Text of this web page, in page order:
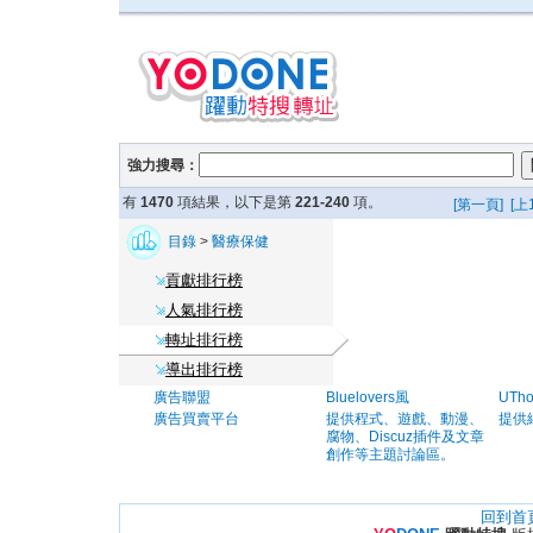
強力搜尋：
有 1470 項結果，以下是第 221-240 項。 [第一頁] [上
目錄 > 醫療保健
貢獻排行榜
人氣排行榜
轉址排行榜
導出排行榜
廣告聯盟
廣告買賣平台
Bluelovers風
提供程式、遊戲、動漫、
腐物、Discuz插件及文章
創作等主題討論區。
提供
回到首